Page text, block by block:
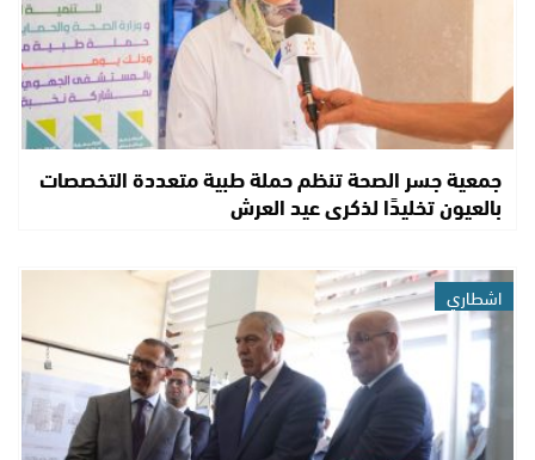
جمعية جسر الصحة تنظم حملة طبية متعددة التخصصات
بالعيون تخليدًا لذكرى عيد العرش
اشطاري